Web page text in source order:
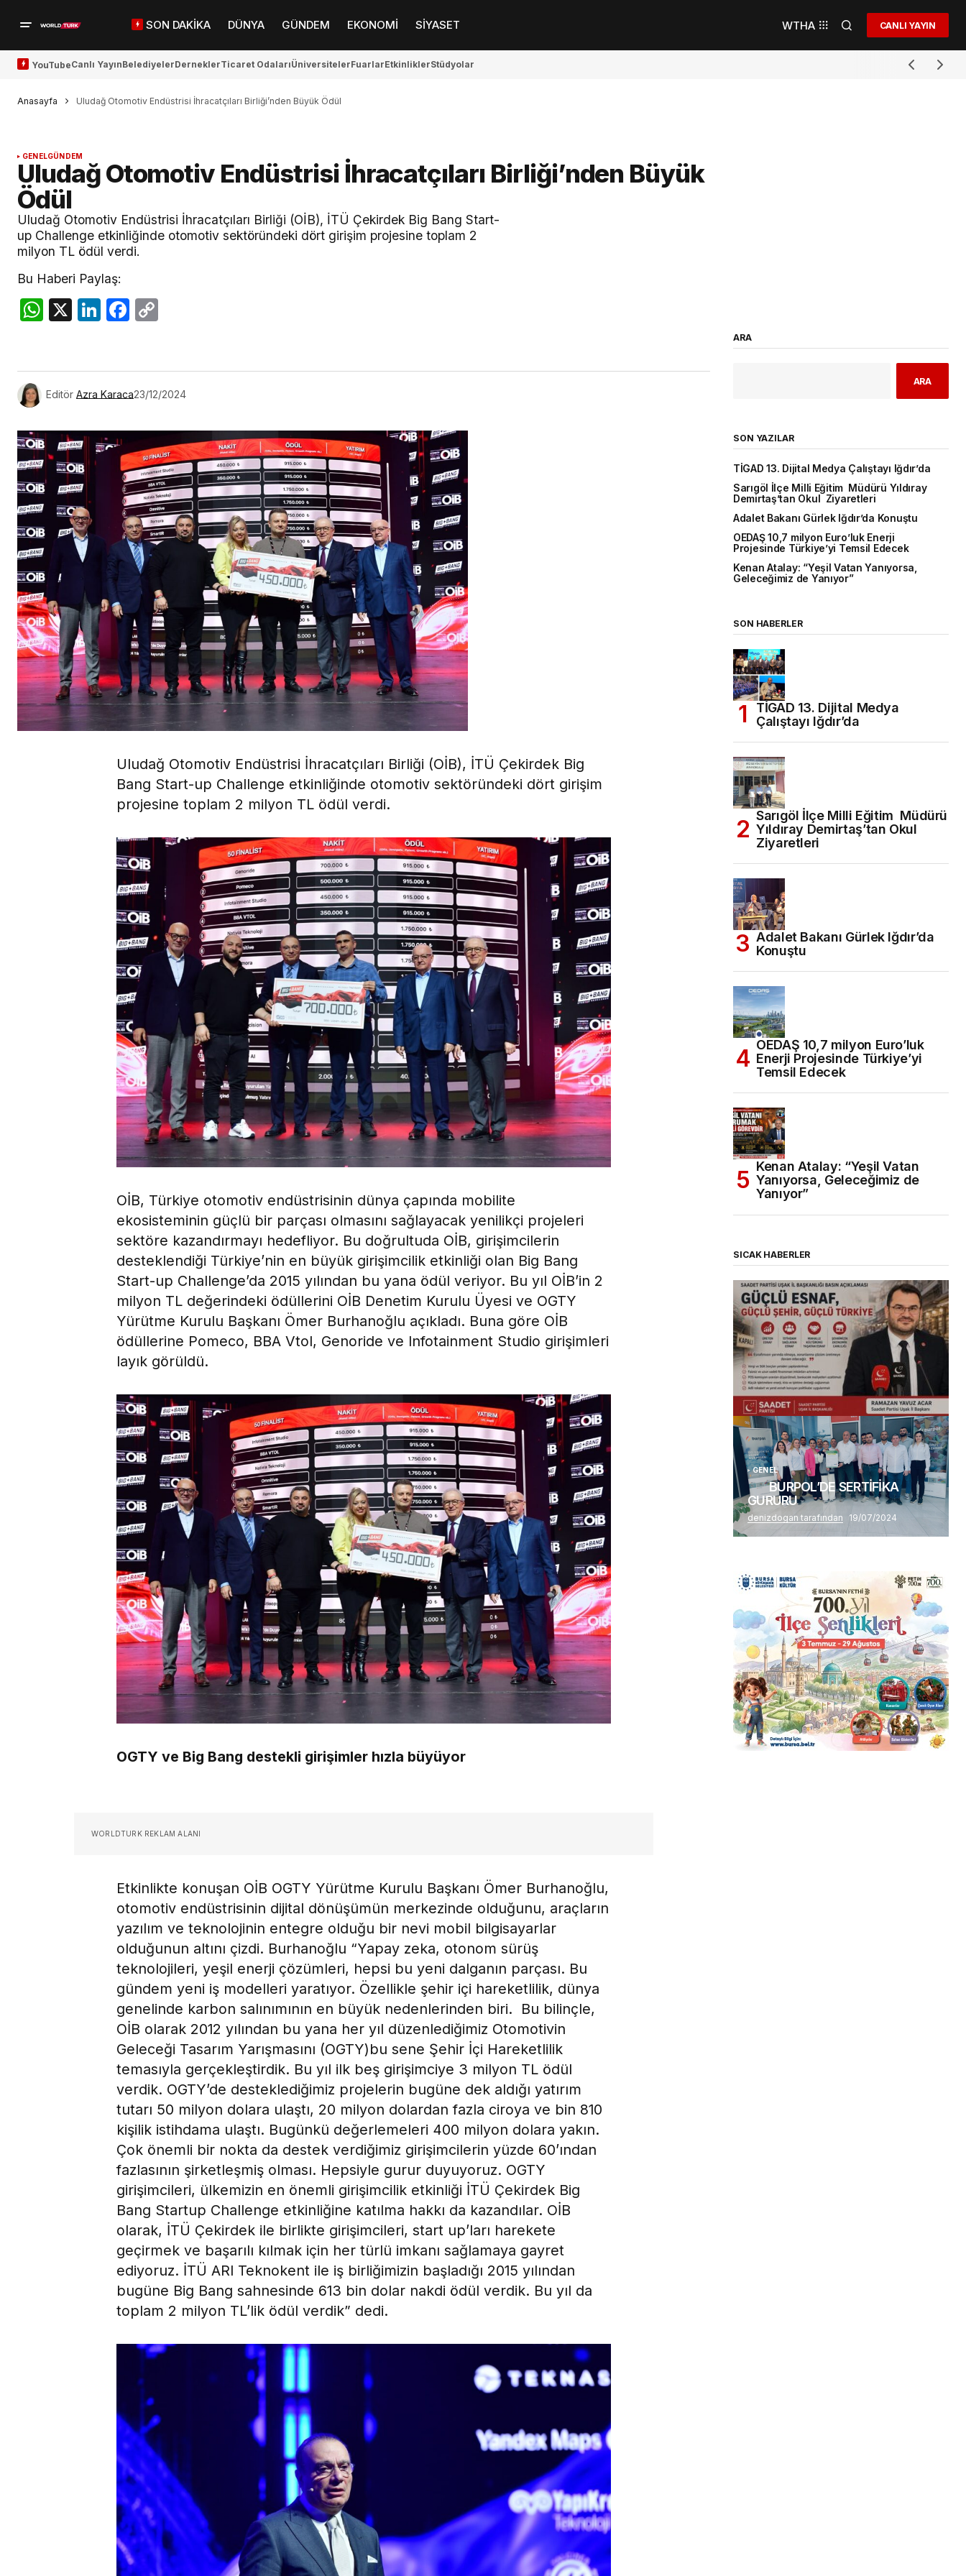
SON DAKİKA DÜNYA GÜNDEM EKONOMİ SİYASET WTHA CANLI YAYIN
YouTubeCanlı YayınBelediyelerDerneklerTicaret OdalarıÜniversitelerFuarlarEtkinliklerStüdyolar
Anasayfa Uludağ Otomotiv Endüstrisi İhracatçıları Birliği’nden Büyük Ödül
GENELGÜNDEM
Uludağ Otomotiv Endüstrisi İhracatçıları Birliği’nden Büyük
Ödül
Uludağ Otomotiv Endüstrisi İhracatçıları Birliği (OİB), İTÜ Çekirdek Big Bang Start-
up Challenge etkinliğinde otomotiv sektöründeki dört girişim projesine toplam 2
milyon TL ödül verdi.
Bu Haberi Paylaş:
WhatsApp
X LinkedIn
Facebook
Editör Azra Karaca23/12/2024
Uludağ Otomotiv Endüstrisi İhracatçıları Birliği (OİB), İTÜ Çekirdek Big
Bang Start-up Challenge etkinliğinde otomotiv sektöründeki dört girişim
projesine toplam 2 milyon TL ödül verdi.
OİB, Türkiye otomotiv endüstrisinin dünya çapında mobilite
ekosisteminin güçlü bir parçası olmasını sağlayacak yenilikçi projeleri
sektöre kazandırmayı hedefliyor. Bu doğrultuda OİB, girişimcilerin
desteklendiği Türkiye’nin en büyük girişimcilik etkinliği olan Big Bang
Start-up Challenge’da 2015 yılından bu yana ödül veriyor. Bu yıl OİB’in 2
milyon TL değerindeki ödüllerini OİB Denetim Kurulu Üyesi ve OGTY
Yürütme Kurulu Başkanı Ömer Burhanoğlu açıkladı. Buna göre OİB
ödüllerine Pomeco, BBA Vtol, Genoride ve Infotainment Studio girişimleri
layık görüldü.
OGTY ve Big Bang destekli girişimler hızla büyüyor
WORLDTURK REKLAM ALANI
Etkinlikte konuşan OİB OGTY Yürütme Kurulu Başkanı Ömer Burhanoğlu,
otomotiv endüstrisinin dijital dönüşümün merkezinde olduğunu, araçların
yazılım ve teknolojinin entegre olduğu bir nevi mobil bilgisayarlar
olduğunun altını çizdi. Burhanoğlu “Yapay zeka, otonom sürüş
teknolojileri, yeşil enerji çözümleri, hepsi bu yeni dalganın parçası. Bu
gündem yeni iş modelleri yaratıyor. Özellikle şehir içi hareketlilik, dünya
genelinde karbon salınımının en büyük nedenlerinden biri. Bu bilinçle,
OİB olarak 2012 yılından bu yana her yıl düzenlediğimiz Otomotivin
Geleceği Tasarım Yarışmasını (OGTY)bu sene Şehir İçi Hareketlilik
temasıyla gerçekleştirdik. Bu yıl ilk beş girişimciye 3 milyon TL ödül
verdik. OGTY’de desteklediğimiz projelerin bugüne dek aldığı yatırım
tutarı 50 milyon dolara ulaştı, 20 milyon dolardan fazla ciroya ve bin 810
kişilik istihdama ulaştı. Bugünkü değerlemeleri 400 milyon dolara yakın.
Çok önemli bir nokta da destek verdiğimiz girişimcilerin yüzde 60’ından
fazlasının şirketleşmiş olması. Hepsiyle gurur duyuyoruz. OGTY
girişimcileri, ülkemizin en önemli girişimcilik etkinliği İTÜ Çekirdek Big
Bang Startup Challenge etkinliğine katılma hakkı da kazandılar. OİB
olarak, İTÜ Çekirdek ile birlikte girişimcileri, start up’ları harekete
geçirmek ve başarılı kılmak için her türlü imkanı sağlamaya gayret
ediyoruz. İTÜ ARI Teknokent ile iş birliğimizin başladığı 2015 yılından
bugüne Big Bang sahnesinde 613 bin dolar nakdi ödül verdik. Bu yıl da
toplam 2 milyon TL’lik ödül verdik” dedi.
ARA
ARA
SON YAZILAR
TİGAD 13. Dijital Medya Çalıştayı Iğdır’da
Sarıgöl İlçe Milli Eğitim Müdürü Yıldıray
Demirtaş’tan Okul Ziyaretleri
Adalet Bakanı Gürlek Iğdır’da Konuştu
OEDAŞ 10,7 milyon Euro’luk Enerji
Projesinde Türkiye’yi Temsil Edecek
Kenan Atalay: “Yeşil Vatan Yanıyorsa,
Geleceğimiz de Yanıyor”
SON HABERLER
TİGAD 13. Dijital Medya
Çalıştayı Iğdır’da
Sarıgöl İlçe Milli Eğitim Müdürü
Yıldıray Demirtaş’tan Okul
Ziyaretleri
Adalet Bakanı Gürlek Iğdır’da
Konuştu
OEDAŞ 10,7 milyon Euro’luk
Enerji Projesinde Türkiye’yi
Temsil Edecek
Kenan Atalay: “Yeşil Vatan
Yanıyorsa, Geleceğimiz de
Yanıyor”
SICAK HABERLER
(başlıksız)
Alaattin Karahan tarafından 14/07/2026
GENEL
BURPOL’DE SERTİFİKA
GURURU
denizdogan tarafından 19/07/2024